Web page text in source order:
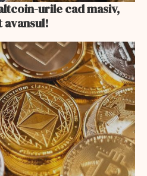
urile cad masiv,